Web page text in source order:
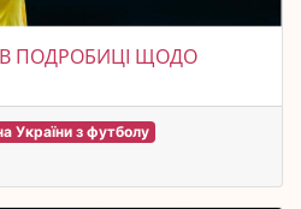
ПОДРОБИЦІ ЩОДО
України з футболу